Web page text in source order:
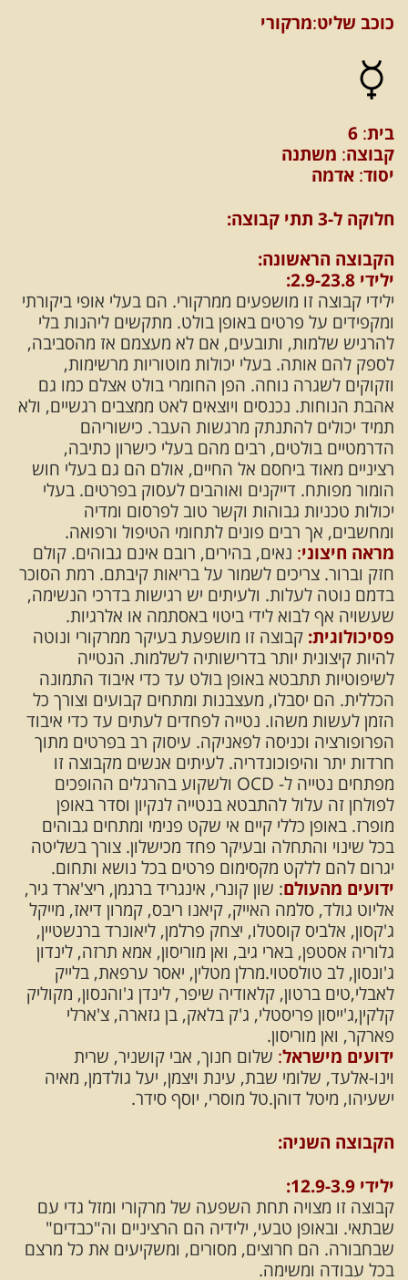
כוכב שליט:מרקורי
בית:
קבוצה: משתנה
יסוד: אדמה
חלוקה ל-3 תתי קבוצה:
הקבוצה הראשונה:
ילידי 2.9-23.8:
ילידי קבוצה זו מושפעים ממרקורי. הם בעלי אופי ביקורתי
ומקפידים על פרטים באופן בולט. מתקשים ליהנות בלי
להרגיש שלמות, ותובעים, אם לא מעצמם אז מהסביבה,
לספק להם אותה. בעלי יכולות מוטוריות מרשימות,
וזקוקים לשגרה נוחה. הפן החומרי בולט אצלם כמו גם
אהבת הנוחות. נכנסים ויוצאים לאט ממצבים רגשיים, ולא
תמיד יכולים להתנתק מרגשות העבר. כישוריהם
הדרמטיים בולטים, רבים מהם בעלי כישרון כתיבה,
רציניים מאוד ביחסם אל החיים, אולם הם גם בעלי חוש
הומור מפותח. דייקנים ואוהבים לעסוק בפרטים. בעלי
יכולות טכניות גבוהות וקשר טוב לפרסום ומדיה
ומחשבים, אך רבים פונים לתחומי הטיפול ורפואה.
מראה חיצוני: נאים, בהירים, רובם אינם גבוהים. קולם
חזק וברור. צריכים לשמור על בריאות קיבתם. רמת הסוכר
בדמם נוטה לעלות. ולעיתים יש רגישות בדרכי הנשימה,
שעשויה אף לבוא לידי ביטוי באסתמה או אלרגיות.
פסיכולוגית: קבוצה זו מושפעת בעיקר ממרקורי ונוטה
להיות קיצונית יותר בדרישותיה לשלמות. הנטייה
לשיפוטיות תתבטא באופן בולט עד כדי איבוד התמונה
הכללית. הם יסבלו, מעצבנות ומתחים קבועים וצורך כל
הזמן לעשות משהו. נטייה לפחדים לעתים עד כדי איבוד
הפרופורציה וכניסה לפאניקה. עיסוק רב בפרטים מתוך
חרדות יתר והיפוכונדריה. לעיתים אנשים מקבוצה זו
מפתחים נטייה ל- OCD ולשקוע בהרגלים ההופכים
לפולחן זה עלול להתבטא בנטייה לנקיון וסדר באופן
מופרז. באופן כללי קיים אי שקט פנימי ומתחים גבוהים
בכל שינוי והתחלה ובעיקר פחד מכישלון. צורך בשליטה
יגרום להם ללקט מקסימום פרטים בכל נושא ותחום.
ידועים מהעולם: שון קונרי, אינגריד ברגמן, ריצ'ארד גיר,
אליוט גולד, סלמה האייק, קיאנו ריבס, קמרון דיאז, מייקל
ג'קסון, אלביס קוסטלו, יצחק פרלמן, ליאונרד ברנשטיין,
גלוריה אסטפן, בארי גיב, ואן מוריסון, אמא תרזה, לינדון
ג'ונסון, לב טולסטוי.מרלן מטלין, יאסר ערפאת, בלייק
לאבלי,טים ברטון, קלאודיה שיפר, לינדן ג'והנסון, מקוליק
קלקין,ג'ייסון פריסטלי, ג'ק בלאק, בן גזארה, צ'ארלי
פארקר, ואן מוריסון.
ידועים מישראל: שלום חנוך, אבי קושניר, שרית
וינו-אלעד, שלומי שבת, עינת ויצמן, יעל גולדמן, מאיה
ישעיהו, מיטל דוהן.טל מוסרי, יוסף סידר.
הקבוצה השניה:
ילידי 12.9-3.9:
קבוצה זו מצויה תחת השפעה של מרקורי ומזל גדי עם
שבתאי. ובאופן טבעי, ילידיה הם הרציניים וה"כבדים"
שבחבורה. הם חרוצים, מסורים, ומשקיעים את כל מרצם
בכל עבודה ומשימה.